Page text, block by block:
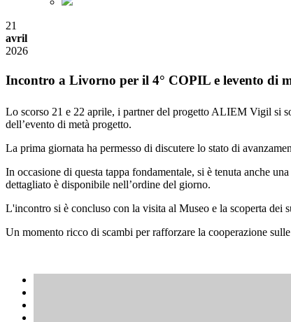
21
avril
2026
Incontro a Livorno per il 4° COPIL e levento di
Lo scorso 21 e 22 aprile, i partner del progetto ALIEM Vigil si
dell’evento di metà progetto.
La prima giornata ha permesso di discutere lo stato di
In occasione di questa tappa fondamentale, si è tenuta anche
dettagliato è disponibile nell’ordine del giorno.
L'incontro si è concluso con la visita al Museo e la scoperta dei
Un momento ricco di scambi per rafforzare la cooperazione